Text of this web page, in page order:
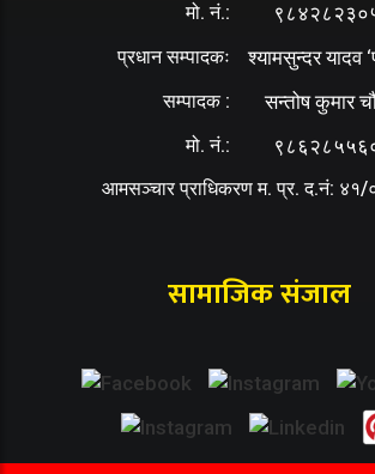
मो. नं.:
प्रधान सम्पादकः श्यामसुन्दर यादव
सम्पादक : सन्तोष कुमार
मो. नं.:
आमसञ्चार प्राधिकरण म. प्र. द.नं:
सामाजिक संजाल